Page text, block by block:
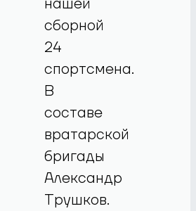
нашей
сборной
24
спортсмена.
В
составе
вратарской
бригады
Александр
Трушков.